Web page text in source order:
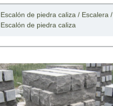
Escalón de piedra caliza / Escalera /
Escalón de piedra caliza